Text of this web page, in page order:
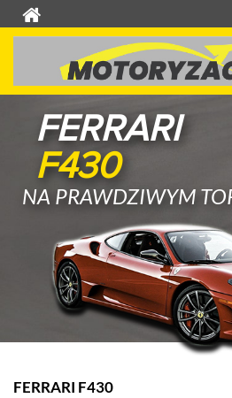
FERRARI
F430
NA PRAWDZIWYM
FERRARI F430